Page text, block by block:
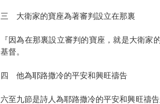
三 大衛家的寶座為著審判設
『因為在那裏設立審判的寶座，就是大衛家
基督。
四 他為耶路撒冷的平安和興旺
六至九節是詩人為耶路撒冷的平安和興旺禱